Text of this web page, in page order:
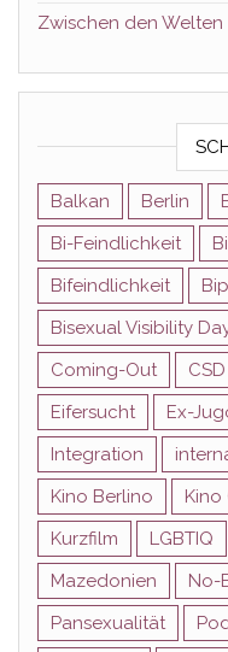
Zwischen den Welten
Balkan Berlin
Bi-Feindlichkeit
Bifeindlichkeit
Bisexual Visibility
Coming-Out
CSD
Eifersucht
Ex-
Integration
Kino Berlino
Kino
Kurzfilm
LGBTIQ
Mazedonien
No-
Pansexualität